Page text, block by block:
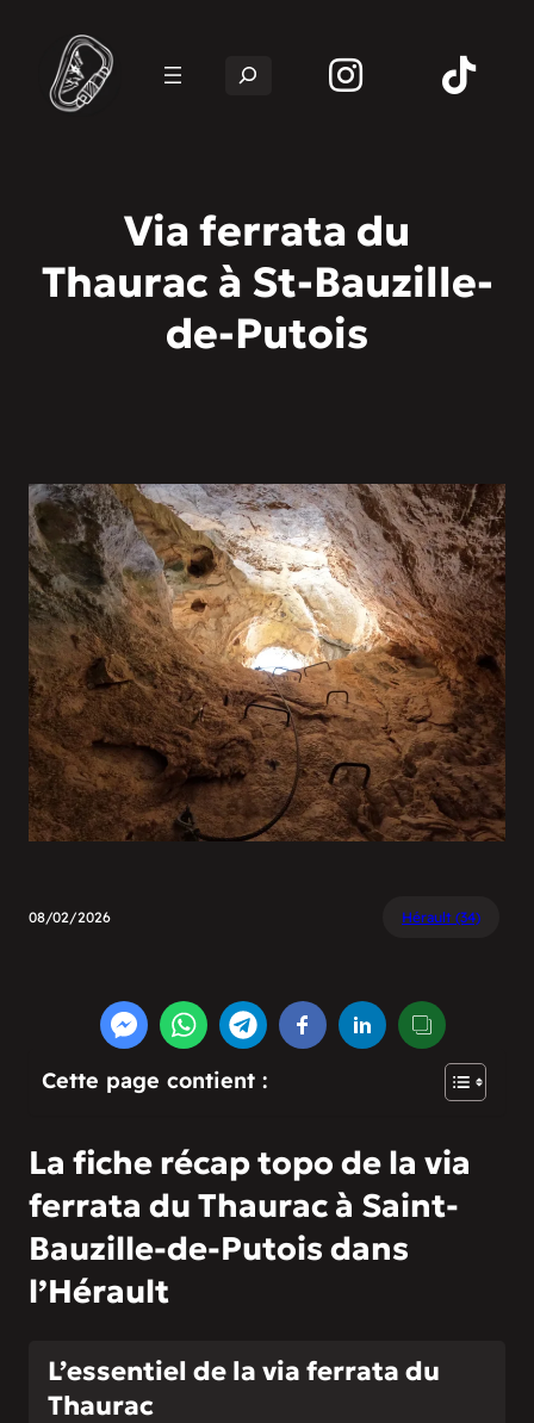
Rechercher
Via ferrata du
Thaurac à St-Bauzille-
de-Putois
08/02/2026 Hérault (34)
Cette page contient :
La fiche récap topo de la via
ferrata du Thaurac à Saint-
Bauzille-de-Putois dans
l’Hérault
L’essentiel de la via ferrata du
Thaurac